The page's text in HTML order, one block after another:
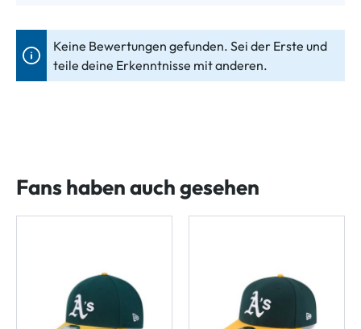
Keine Bewertungen gefunden. Sei der Erste und
teile deine Erkenntnisse mit anderen.
Fans haben auch gesehen